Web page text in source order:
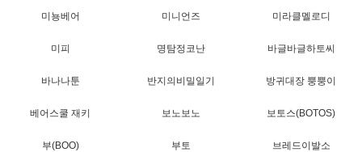
미뇽베어 미니언즈 미라클멜로디
미피 명탐정코난 바글바글하토씨
바나나툰 반지의비밀일기 방귀대장 뿡뿡이
베어스쿨 재키 보노보노 보토스(BOTOS)
부(BOO) 부토 브레드이발소